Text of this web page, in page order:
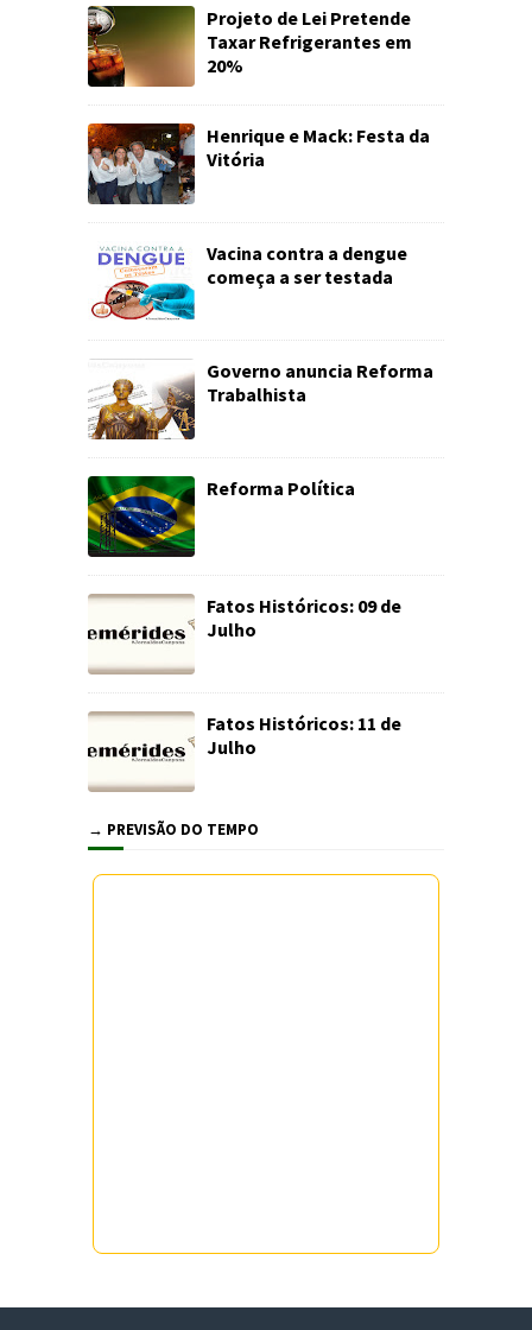
Projeto de Lei Pretende
Taxar Refrigerantes em
20%
Henrique e Mack: Festa da
Vitória
Vacina contra a dengue
começa a ser testada
Governo anuncia Reforma
Trabalhista
Reforma Política
Fatos Históricos: 09 de
Julho
Fatos Históricos: 11 de
Julho
→ PREVISÃO DO TEMPO